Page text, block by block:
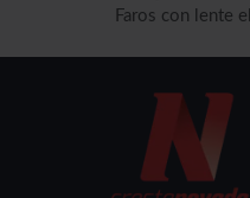
Faros con lente